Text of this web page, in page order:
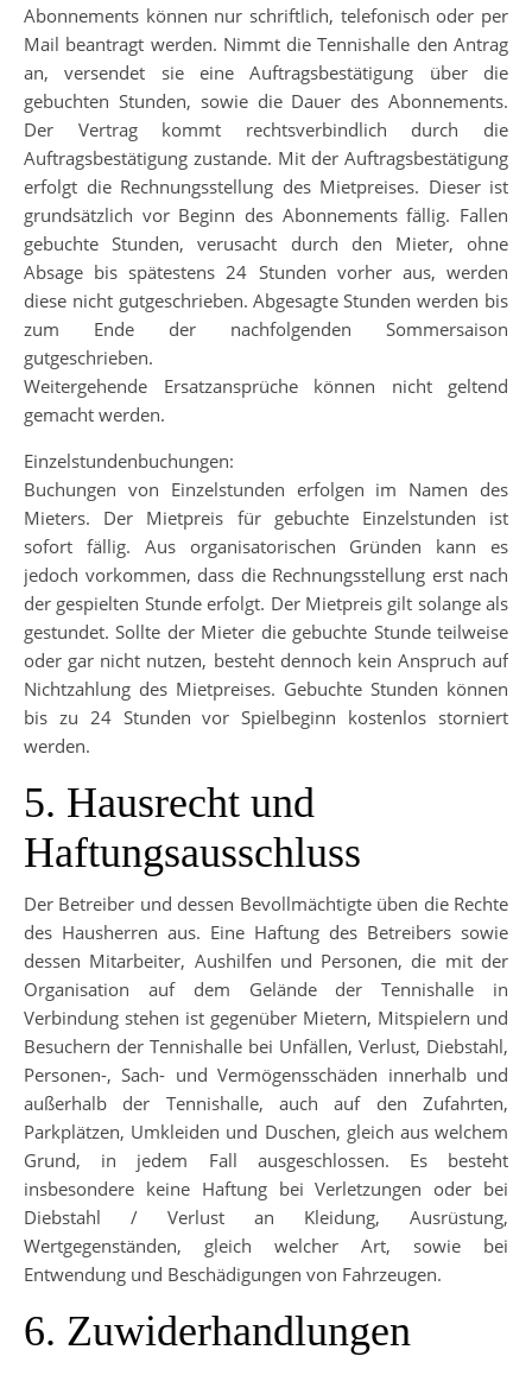
Abonnements können nur schriftlich, telefonisch oder per
Mail beantragt werden. Nimmt die Tennishalle den Antrag
an, versendet sie eine Auftragsbestätigung über die
gebuchten Stunden, sowie die Dauer des Abonnements.
Der Vertrag kommt rechtsverbindlich durch die
Auftragsbestätigung zustande. Mit der Auftragsbestätigung
erfolgt die Rechnungsstellung des Mietpreises. Dieser ist
grundsätzlich vor Beginn des Abonnements fällig. Fallen
gebuchte Stunden, verusacht durch den Mieter, ohne
Absage bis spätestens 24 Stunden vorher aus, werden
diese nicht gutgeschrieben. Abgesagte Stunden werden bis
zum Ende der nachfolgenden Sommersaison
gutgeschrieben.
Weitergehende Ersatzansprüche können nicht geltend
gemacht werden.
Einzelstundenbuchungen:
Buchungen von Einzelstunden erfolgen im Namen des
Mieters. Der Mietpreis für gebuchte Einzelstunden ist
sofort fällig. Aus organisatorischen Gründen kann es
jedoch vorkommen, dass die Rechnungsstellung erst nach
der gespielten Stunde erfolgt. Der Mietpreis gilt solange als
gestundet. Sollte der Mieter die gebuchte Stunde teilweise
oder gar nicht nutzen, besteht dennoch kein Anspruch auf
Nichtzahlung des Mietpreises. Gebuchte Stunden können
bis zu 24 Stunden vor Spielbeginn kostenlos storniert
werden.
5. Hausrecht und
Haftungsausschluss
Der Betreiber und dessen Bevollmächtigte üben die Rechte
des Hausherren aus. Eine Haftung des Betreibers sowie
dessen Mitarbeiter, Aushilfen und Personen, die mit der
Organisation auf dem Gelände der Tennishalle in
Verbindung stehen ist gegenüber Mietern, Mitspielern und
Besuchern der Tennishalle bei Unfällen, Verlust, Diebstahl,
Personen-, Sach- und Vermögensschäden innerhalb und
außerhalb der Tennishalle, auch auf den Zufahrten,
Parkplätzen, Umkleiden und Duschen, gleich aus welchem
Grund, in jedem Fall ausgeschlossen. Es besteht
insbesondere keine Haftung bei Verletzungen oder bei
Diebstahl / Verlust an Kleidung, Ausrüstung,
Wertgegenständen, gleich welcher Art, sowie bei
Entwendung und Beschädigungen von Fahrzeugen.
6. Zuwiderhandlungen